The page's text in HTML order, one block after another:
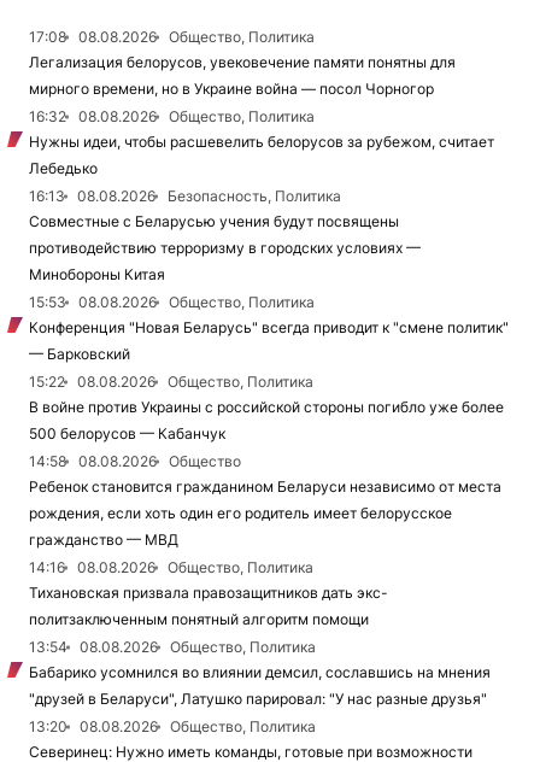
17:08 08.08.2026
Общество, Политика
Легализация белорусов, увековечение памяти понятны для
мирного времени, но в Украине война — посол Чорногор
16:32
08.08.2026
Общество, Политика
Нужны идеи, чтобы расшевелить белорусов за рубежом, считает
Лебедько
16:13
08.08.2026
Безопасность, Политика
Совместные с Беларусью учения будут посвящены
противодействию терроризму в городских условиях —
Минобороны Китая
15:53
08.08.2026
Общество, Политика
Конференция "Новая Беларусь" всегда приводит к "смене политик"
— Барковский
15:22
08.08.2026
Общество, Политика
В войне против Украины с российской стороны погибло уже более
500 белорусов — Кабанчук
14:58
08.08.2026
Общество
Ребенок становится гражданином Беларуси независимо от места
рождения, если хоть один его родитель имеет белорусское
гражданство — МВД
14:16
08.08.2026
Общество, Политика
Тихановская призвала правозащитников дать экс-
политзаключенным понятный алгоритм помощи
13:54
08.08.2026
Общество, Политика
Бабарико усомнился во влиянии демсил, сославшись на мнения
"друзей в Беларуси", Латушко парировал: "У нас разные друзья"
13:20
08.08.2026
Общество, Политика
Северинец: Нужно иметь команды, готовые при возможности